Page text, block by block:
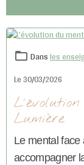
Dansles
Le 30/03/2026
Lumière
Le mental face
accompagner